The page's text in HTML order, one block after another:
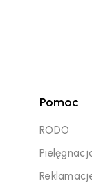
Pomoc
RODO